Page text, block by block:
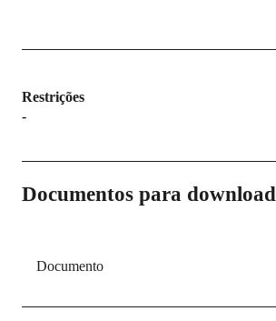
Restrições
-
Documentos para download
Documento